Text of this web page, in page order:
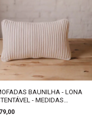
BAUNILHA - LONA
- MEDIDAS